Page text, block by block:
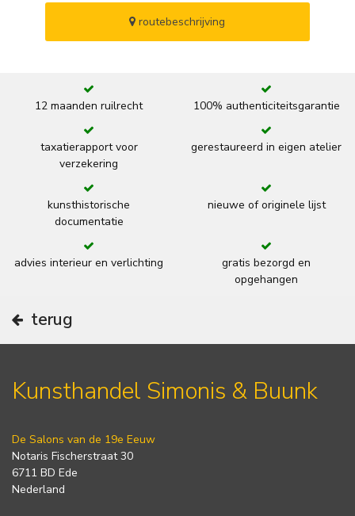
routebeschrijving
12 maanden ruilrecht 100% authenticiteitsgarantie
taxatierapport voor
verzekering
gerestaureerd in eigen atelier
kunsthistorische
documentatie
nieuwe of originele lijst
advies interieur en verlichting
gratis bezorgd en
opgehangen
terug
Kunsthandel Simonis & Buunk
De Salons van de 19e Eeuw
Notaris Fischerstraat 30
6711 BD Ede
Nederland